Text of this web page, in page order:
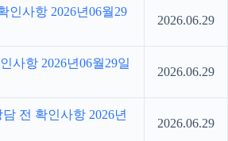
인사항 2026년06월29
2026.06.29
사항 2026년06월29일
2026.06.29
전 확인사항 2026년
2026.06.29